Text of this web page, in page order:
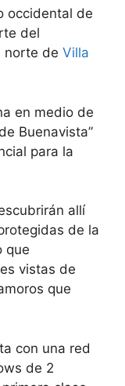
occidental de
del
norte de Villa
en medio de
Buenavista”
para la
allí
de la
que
vistas de
que
con una red
de 2